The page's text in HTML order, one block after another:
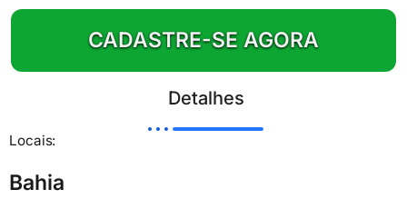
CADASTRE-SE AGORA
Detalhes
Locais:
Bahia